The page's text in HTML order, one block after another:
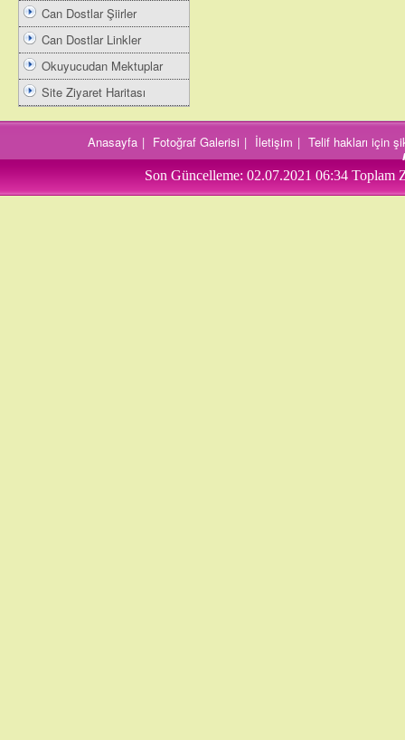
Can Dostlar Şiirler
Can Dostlar Linkler
Okuyucudan Mektuplar
Site Ziyaret Haritası
Anasayfa | Fotoğraf Galerisi | İletişim | Telif hakları için
Son Güncelleme: 02.07.2021 06:34 Toplam